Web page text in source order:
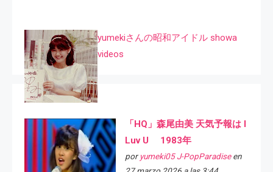
yumekiさんの昭和アイドル showa
videos
「HQ」森尾由美 天気予報は I
Luv U 1983年
por yumeki05 J-PopParadiseen